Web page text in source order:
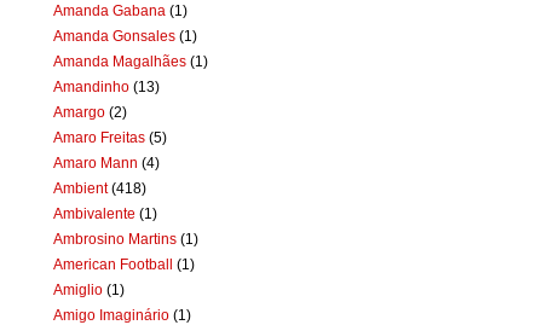
Amanda Gabana (1)
Amanda Gonsales (1)
Amanda Magalhães (1)
Amandinho (13)
Amargo (2)
Amaro Freitas (5)
Amaro Mann (4)
Ambient (418)
Ambivalente (1)
Ambrosino Martins (1)
American Football (1)
Amiglio (1)
Amigo Imaginário (1)